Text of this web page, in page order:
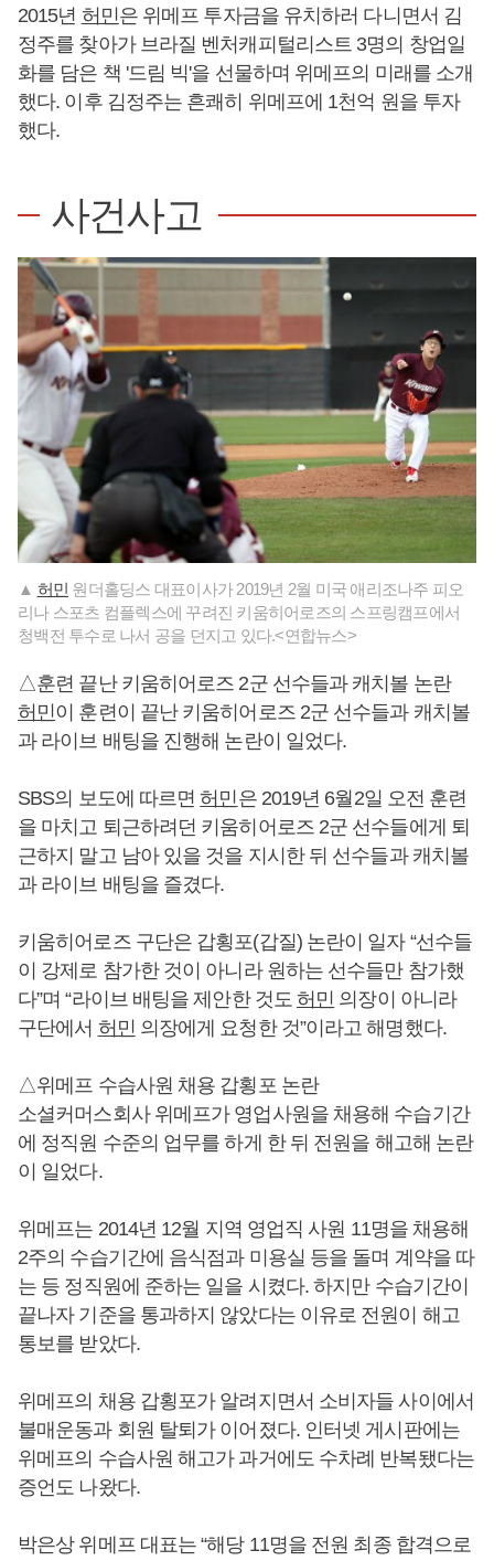
2015년 허민은 위메프 투자금을 유치하러 다니면서 김
정주를 찾아가 브라질 벤처캐피털리스트 3명의 창업일
화를 담은 책 '드림 빅'을 선물하며 위메프의 미래를 소개
했다. 이후 김정주는 흔쾌히 위메프에 1천억 원을 투자
했다.
사건사고
▲ 허민 원더홀딩스 대표이사가 2019년 2월 미국 애리조나주 피오
리나 스포츠 컴플렉스에 꾸려진 키움히어로즈의 스프링캠프에서
청백전 투수로 나서 공을 던지고 있다.<연합뉴스>
△훈련 끝난 키움히어로즈 2군 선수들과 캐치볼 논란
허민이 훈련이 끝난 키움히어로즈 2군 선수들과 캐치볼
과 라이브 배팅을 진행해 논란이 일었다.
SBS의 보도에 따르면허민은 2019년 6월2일 오전 훈련
을 마치고 퇴근하려던 키움히어로즈 2군 선수들에게 퇴
근하지 말고 남아 있을 것을 지시한 뒤 선수들과 캐치볼
과 라이브 배팅을 즐겼다.
키움히어로즈 구단은 갑횡포(갑질) 논란이 일자 “선수들
이 강제로 참가한 것이 아니라 원하는 선수들만 참가했
다”며 “라이브 배팅을 제안한 것도허민 의장이 아니라
구단에서 허민 의장에게 요청한 것”이라고 해명했다.
△위메프 수습사원 채용 갑횡포 논란
소셜커머스회사 위메프가 영업사원을 채용해 수습기간
에 정직원 수준의 업무를 하게 한 뒤 전원을 해고해 논란
이 일었다.
위메프는 2014년 12월 지역 영업직 사원 11명을 채용해
2주의 수습기간에 음식점과 미용실 등을 돌며 계약을 따
는 등 정직원에 준하는 일을 시켰다. 하지만 수습기간이
끝나자 기준을 통과하지 않았다는 이유로 전원이 해고
통보를 받았다.
위메프의 채용 갑횡포가 알려지면서 소비자들 사이에서
불매운동과 회원 탈퇴가 이어졌다. 인터넷 게시판에는
위메프의 수습사원 해고가 과거에도 수차례 반복됐다는
증언도 나왔다.
박은상 위메프 대표는 “해당 11명을 전원 최종 합격으로